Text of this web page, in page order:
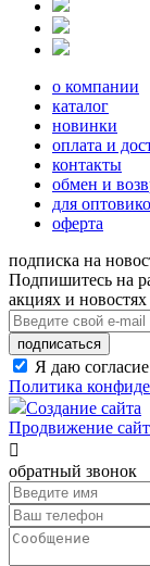
о компании
каталог
новинки
оплата и
контакты
обмен и
для
оферта
подписка на
Подпишитесь на
акциях и
подписаться
Я даю
Политика
Создание сайта
Продвижение

обратный звонок